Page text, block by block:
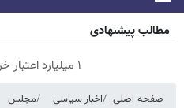
مطالب پیشنهادی
۱ میلیارد اعتبار خرید طلا | بدون ضامن و چک
صفحه اصلی اخبار سیاسی مجلس